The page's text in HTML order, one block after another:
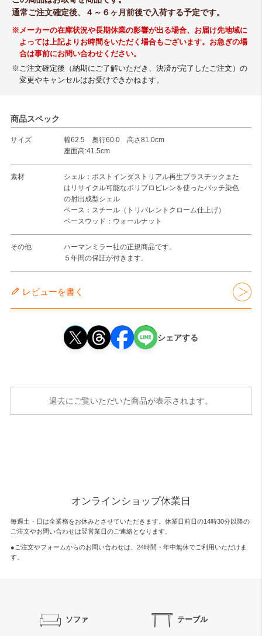
通常ご注文確定後、４～６ヶ月前後で入荷する予定です。
※メーカーの在庫状況や長期休業の影響が出る場合、お届け先地域に
よっては上記よりお時間をいただく場合もございます。お急ぎの場
合は事前にお問い合わせください。
※ご注文確定後（納期にご了解いただき、決済が完了したご注文）の
変更やキャンセルはお受けできかねます。
商品スペック
サイズ
幅62.5 奥行60.0 高さ81.0cm
座面高:41.5cm
素材
シェル：ポストインダストリアル再生プラスチックまた
はリサイクル可能なポリプロピレンを使ったバッチ染色
の射出成型シェル
ベース：スチール（トリバレントクローム仕上げ）
ベースウッド：ウォールナット
その他
ハーマンミラー社の正規商品です。
５年間の保証が付きます。
レビューを書く
シェアする
過去にご覧いただいた商品が表示されます。
オンラインショップ休業日
毎週土・日は全業務をお休みとさせていただきます。休業日前日の14時30分以降の
ご注文やお問い合わせは翌営業日のご連絡となります。
●ご注文やフォームからのお問い合わせは、 24時間・年中無休でご利用いただけま
す。
ソファ テーブル